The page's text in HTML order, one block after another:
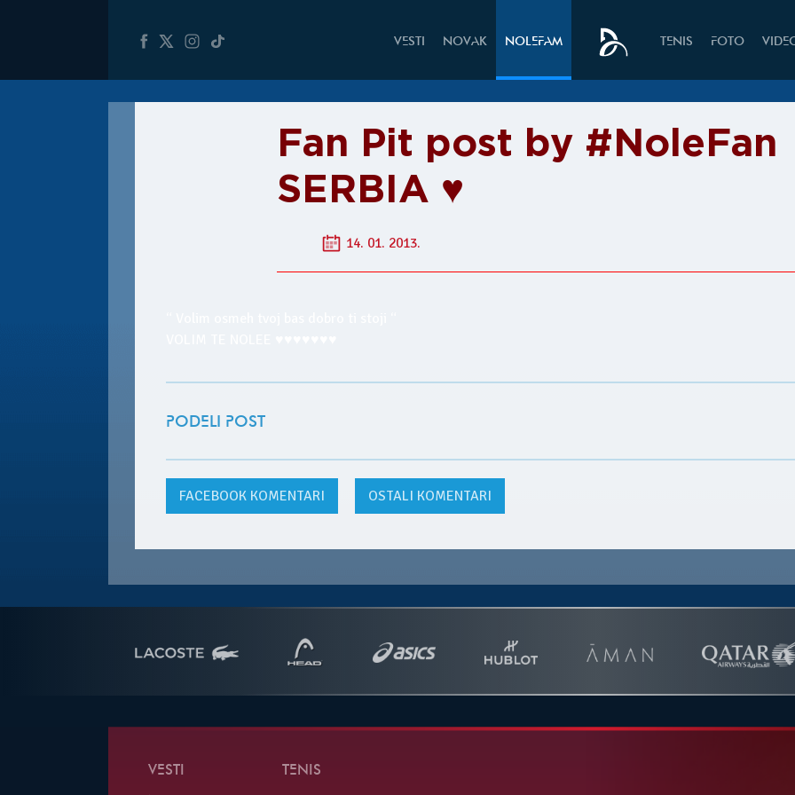
VESTI NOVAK NOLEFAM TENIS FOTO
Fan Pit post by #NoleFan
SERBIA ♥
14. 01. 2013.
PODELI POST
FACEBOOK KOMENTARI OSTALI KOMENTARI
VESTI TENIS